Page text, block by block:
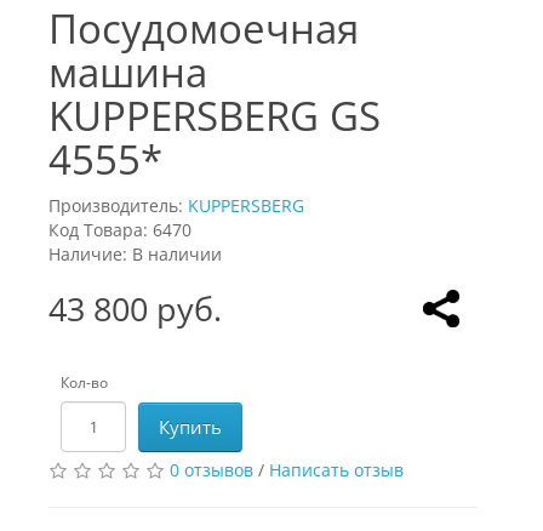
Посудомоечная
машина
KUPPERSBERG GS
4555*
Производитель: KUPPERSBERG
Код Товара: 6470
Наличие: В наличии
43 800 руб.
Кол-во
Купить
0 отзывов / Написать отзыв